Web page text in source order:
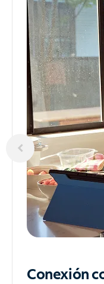
Conexión